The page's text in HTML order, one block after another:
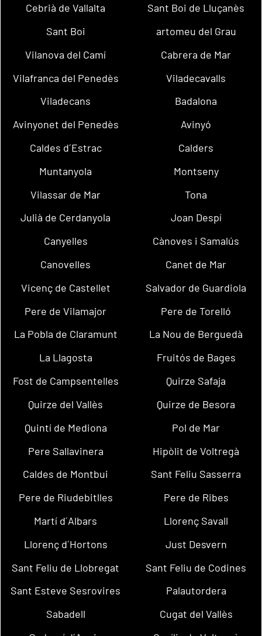
Cebrià de Vallalta
Sant Boi de Lluçanès
Sant Boi
artomeu del Grau
Vilanova del Camí
Cabrera de Mar
Vilafranca del Penedès
Viladecavalls
Viladecans
Badalona
Avinyonet del Penedès
Avinyó
Caldes d´Estrac
Calders
Muntanyola
Montseny
Vilassar de Mar
Tona
Julià de Cerdanyola
Joan Despí
Canyelles
Cànoves i Samalús
Canovelles
Canet de Mar
Vicenç de Castellet
Salvador de Guardiola
Pere de Vilamajor
Pere de Torelló
La Pobla de Claramunt
La Nou de Berguedà
La Llagosta
Fruitós de Bages
Fost de Campsentelles
Quirze Safaja
Quirze del Vallès
Quirze de Besora
Quintí de Mediona
Pol de Mar
Pere Sallavinera
Hipòlit de Voltregà
Caldes de Montbui
Sant Feliu Sasserra
Pere de Riudebitlles
Pere de Ribes
Martí d´Albars
Llorenç Savall
Llorenç d´Hortons
Just Desvern
Sant Feliu de Llobregat
Sant Feliu de Codines
Sant Esteve Sesrovires
Palautordera
Sabadell
Cugat del Vallès